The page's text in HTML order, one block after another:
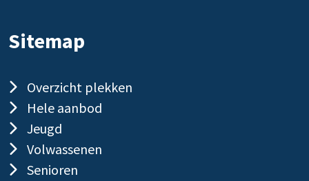
Sitemap
Overzicht plekken
Hele aanbod
Jeugd
Volwassenen
Senioren